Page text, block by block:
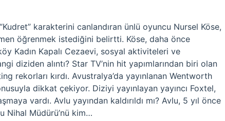
karakterini canlandıran ünlü oyuncu Nursel Köse,
öğrenmek istediğini belirtti. Köse, daha önce
Kadın Kapalı Cezaevi, sosyal aktiviteleri ve
diziden alıntı? Star TV’nin hit yapımlarından biri olan
rekorları kırdı. Avustralya’da yayınlanan Wentworth
dikkat çekiyor. Diziyi yayınlayan yayıncı Foxtel,
vardı. Avlu yayından kaldırıldı mı? Avlu, 5 yıl önce
Nihal Müdürü’nü kim…